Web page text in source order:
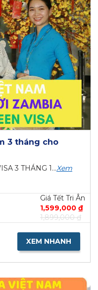
3 tháng cho
3 THÁNG 1...Xem
Giá Tết Tri Ân
1,599,000 ₫
1,899,000 ₫
XEM NHANH